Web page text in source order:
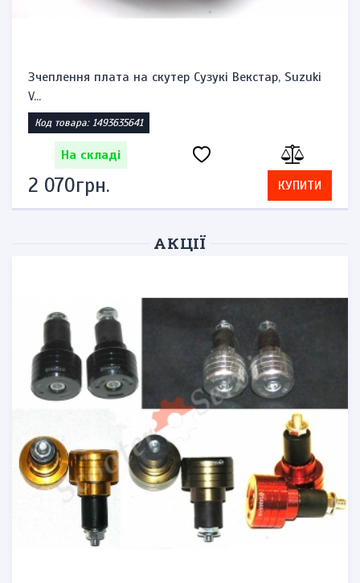
Зчеплення плата на скутер Сузукі Векстар, Suzuki
V...
Код товара: 1493635641
На складі
2 070грн. КУПИТИ
АКЦІЇ